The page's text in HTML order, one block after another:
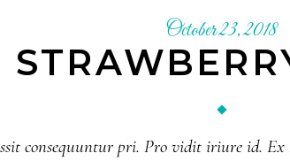
October 23, 2018
consequuntur pri. Pro vidit iriure id. Ex